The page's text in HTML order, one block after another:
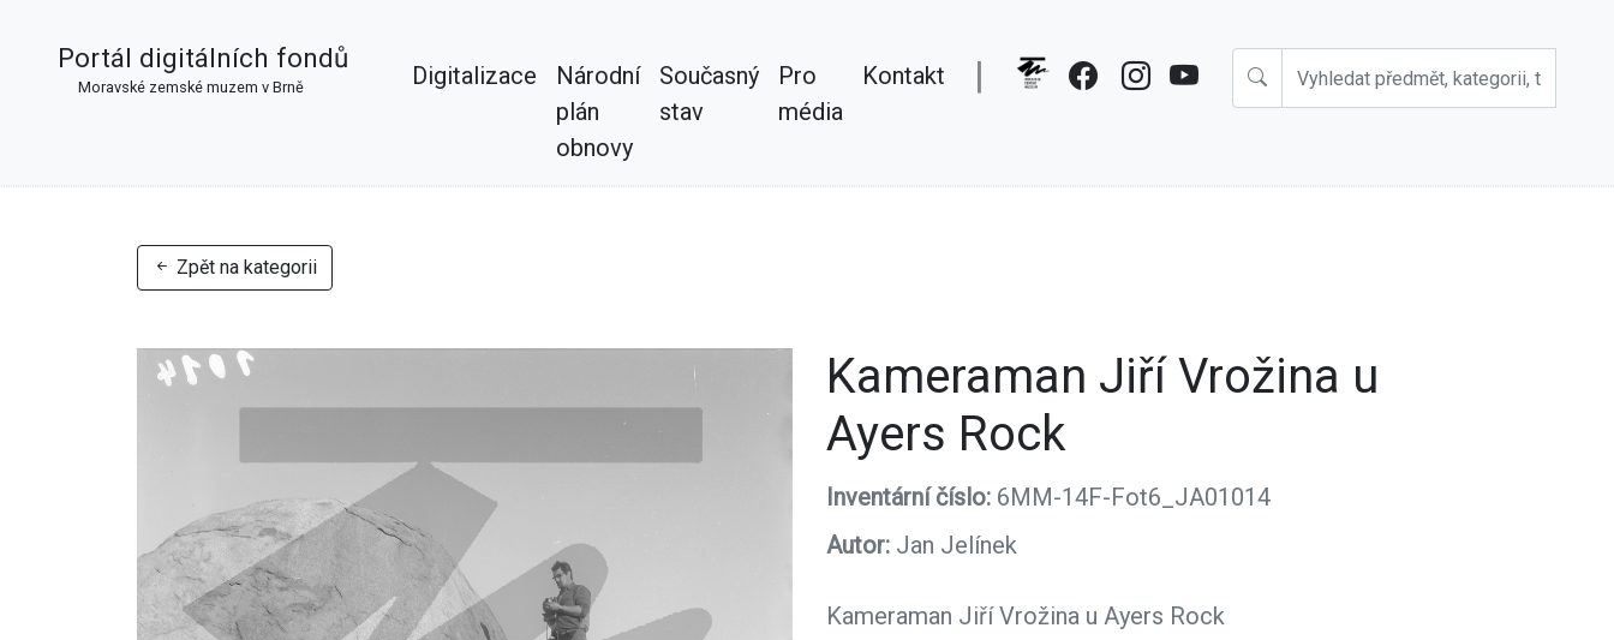
Portál digitálních fondů
Moravské zemské muzem v Brně Digitalizace
Národní
plán
obnovy
Současný
stav
Pro
média
Kontakt |
Zpět na kategorii
Kameraman Jiří Vrožina u
Ayers Rock
Inventární číslo: 6MM-14F-Fot6_JA01014
Autor: Jan Jelínek
Kameraman Jiří Vrožina u Ayers Rock